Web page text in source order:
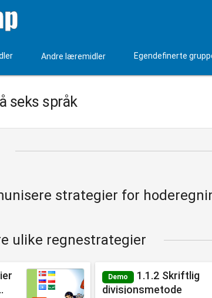
Andre læremidler Egendefinerte
seks språk
strategier for
ulike regnestrategier
Demo
1.1.2 Skriftlig
divisjonsmetode